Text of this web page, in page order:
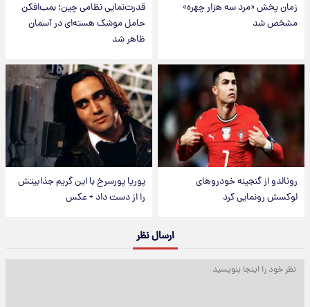
زمان پخش «مرد سه هزار چهره»
مشخص شد
قدرت‌نمایی نظامی چین؛ بمب‌افکن
حامل موشک هسته‌ای در آسمان
ظاهر شد
رونالدو از گنجینه خودروهای
لوکسش رونمایی کرد
پوریا پورسرخ با این گریم جذابیتش
را از دست داد + عکس
ارسال نظر